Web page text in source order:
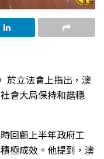
於立法會上指出，澳
會大局保持和諧穩
回顧上半年政府工
極成效。他提到，澳